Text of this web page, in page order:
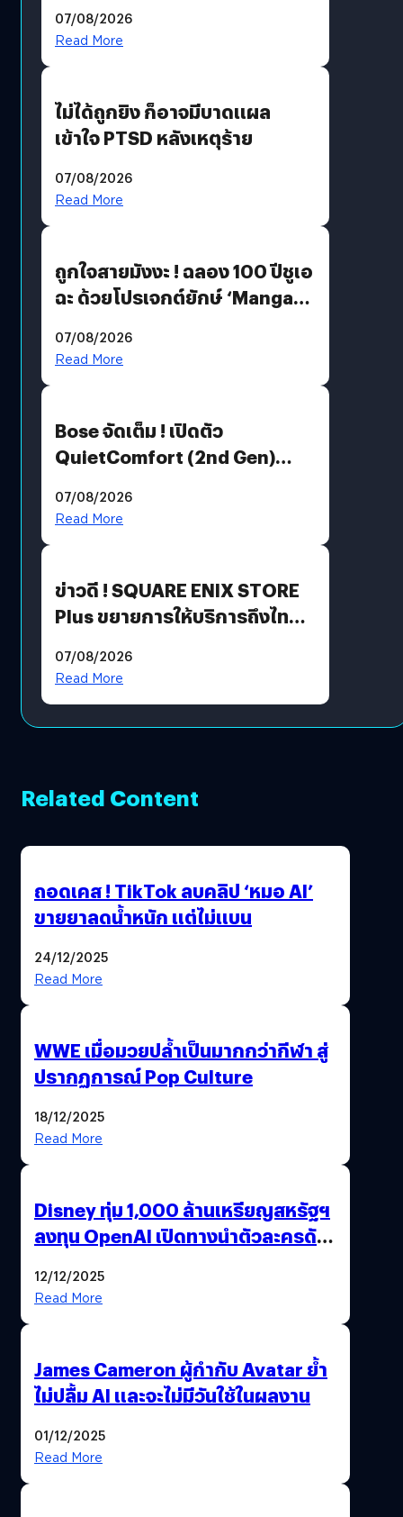
07/08/2026
Read More
ไม่ได้ถูกยิง ก็อาจมีบาดแผล
เข้าใจ PTSD หลังเหตุร้าย
07/08/2026
Read More
ถูกใจสายมังงะ ! ฉลอง 100 ปีชูเอ
ฉะ ด้วยโปรเจกต์ยักษ์ ‘Manga
มีภาษาไทยด้วย
07/08/2026
Read More
Bose จัดเต็ม ! เปิดตัว
QuietComfort (2nd Gen)
07/08/2026
Read More
ข่าวดี ! SQUARE ENIX STORE
Plus ขยายการให้บริการถึงไทย
โดยตรง
07/08/2026
Read More
Related Content
ถอดเคส ! TikTok ลบคลิป ‘หมอ AI’
ขายยาลดน้ำหนัก แต่ไม่แบน
24/12/2025
Read More
WWE เมื่อมวยปล้ำเป็นมากกว่ากีฬา สู่
ปรากฏการณ์ Pop Culture
18/12/2025
Read More
Disney ทุ่ม 1,000 ล้านเหรียญสหรัฐฯ
ลงทุน OpenAI เปิดทางนำตัวละครดัง
12/12/2025
Read More
James Cameron ผู้กำกับ Avatar ย้ำ
ไม่ปลื้ม AI และจะไม่มีวันใช้ในผลงาน
01/12/2025
Read More